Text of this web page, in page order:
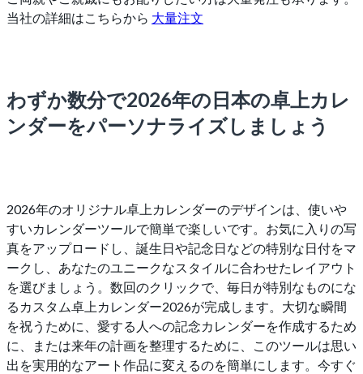
当社の詳細はこちらから 大量注文
わずか数分で2026年の日本の卓上カレ
ンダーをパーソナライズしましょう
2026年のオリジナル卓上カレンダーのデザインは、使いや
すいカレンダーツールで簡単で楽しいです。お気に入りの写
真をアップロードし、誕生日や記念日などの特別な日付をマ
ークし、あなたのユニークなスタイルに合わせたレイアウト
を選びましょう。数回のクリックで、毎日が特別なものにな
るカスタム卓上カレンダー2026が完成します。大切な瞬間
を祝うために、愛する人への記念カレンダーを作成するため
に、または来年の計画を整理するために、このツールは思い
出を実用的なアート作品に変えるのを簡単にします。今すぐ